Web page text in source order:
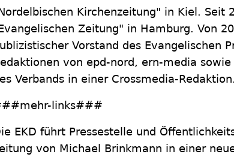
Kirchenzeitung" in Kiel. Seit
Zeitung" in Hamburg. Von
Vorstand des Evangelischen
von epd-nord, ern-media
Verbands in einer Crossmedia-Redaktion.
links###
EKD führt Pressestelle und
von Michael Brinkmann in einer